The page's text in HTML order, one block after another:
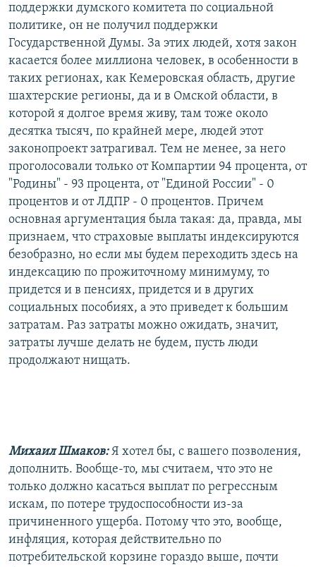
поддержки думского комитета по социальной
политике, он не получил поддержки
Государственной Думы. За этих людей, хотя закон
касается более миллиона человек, в особенности в
таких регионах, как Кемеровская область, другие
шахтерские регионы, да и в Омской области, в
которой я долгое время живу, там тоже около
десятка тысяч, по крайней мере, людей этот
законопроект затрагивал. Тем не менее, за него
проголосовали только от Компартии 94 процента, от
"Родины" - 93 процента, от "Единой России" - 0
процентов и от ЛДПР - 0 процентов. Причем
основная аргументация была такая: да, правда, мы
признаем, что страховые выплаты индексируются
безобразно, но если мы будем переходить здесь на
индексацию по прожиточному минимуму, то
придется и в пенсиях, придется и в других
социальных пособиях, а это приведет к большим
затратам. Раз затраты можно ожидать, значит,
затраты лучше делать не будем, пусть люди
продолжают нищать.
Михаил Шмаков: Я хотел бы, с вашего позволения,
дополнить. Вообще-то, мы считаем, что это не
только должно касаться выплат по регрессным
искам, по потере трудоспособности из-за
причиненного ущерба. Потому что это, вообще,
инфляция, которая действительно по
потребительской корзине гораздо выше, почти